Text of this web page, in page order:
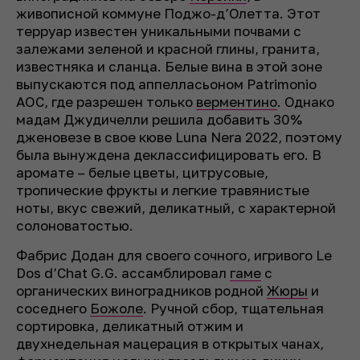
живописной коммуне Поджо-д’Олетта. Этот
терруар известен уникальными почвами с
залежами зеленой и красной глины, гранита,
известняка и сланца. Белые вина в этой зоне
выпускаются под аппелласьоном Patrimonio
AOC, где разрешен только верментино. Однако
мадам Джудичелли решила добавить 30%
дженовезе в свое кюве Luna Nera 2022, поэтому
была вынуждена деклассифицировать его. В
аромате – белые цветы, цитрусовые,
тропические фрукты и легкие травянистые
ноты, вкус свежий, деликатный, с характерной
солоноватостью.
Фабрис Додан для своего сочного, игривого Le
Dos d’Chat G.G. ассамблировал гаме с
органических виноградников родной Жюры и
соседнего Божоле. Ручной сбор, тщательная
сортировка, деликатный отжим и
двухнедельная мацерация в открытых чанах,